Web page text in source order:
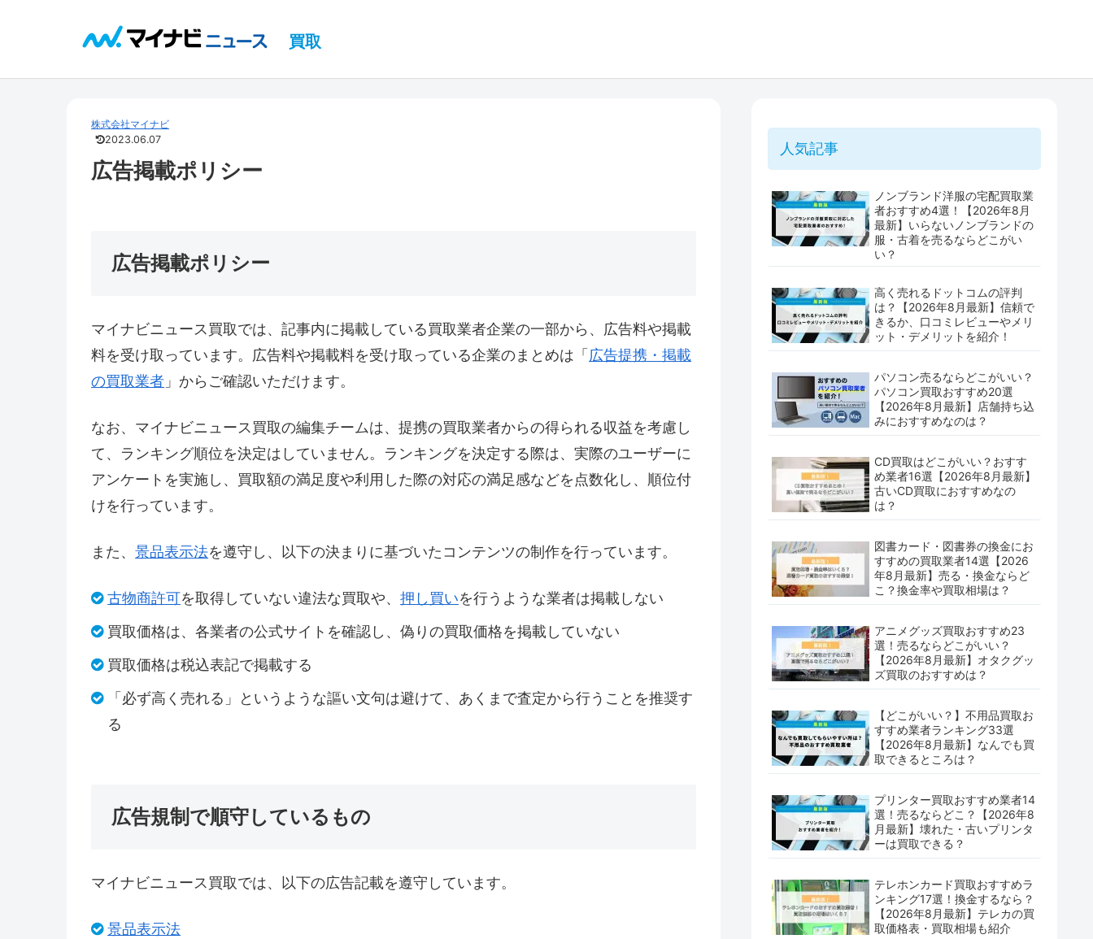
買取
株式会社マイナビ
2023.06.07
広告掲載ポリシー
広告掲載ポリシー
マイナビニュース買取では、記事内に掲載している買取業者企業の一部から、広告料や掲載
料を受け取っています。広告料や掲載料を受け取っている企業のまとめは「広告提携・掲載
の買取業者 」からご確認いただけます。
なお、マイナビニュース買取の編集チームは、提携の買取業者からの得られる収益を考慮し
て、ランキング順位を決定はしていません。ランキングを決定する際は、実際のユーザーに
アンケートを実施し、買取額の満足度や利用した際の対応の満足感などを点数化し、順位付
けを行っています。
また、景品表示法を遵守し、以下の決まりに基づいたコンテンツの制作を行っています。
古物商許可を取得していない違法な買取や、押し買いを行うような業者は掲載しない
買取価格は、各業者の公式サイトを確認し、偽りの買取価格を掲載していない
買取価格は税込表記で掲載する
「必ず高く売れる」というような謳い文句は避けて、あくまで査定から行うことを推奨す
る
広告規制で順守しているもの
マイナビニュース買取では、以下の広告記載を遵守しています。
景品表示法
人気記事
ノンブランド洋服の宅配買取業
者おすすめ4選！【2026年8月
最新】いらないノンブランドの
服・古着を売るならどこがい
い？
高く売れるドットコムの評判
は？【2026年8月最新】信頼で
きるか、口コミレビューやメリ
ット・デメリットを紹介！
パソコン売るならどこがいい？
パソコン買取おすすめ20選
【2026年8月最新】店舗持ち込
みにおすすめなのは？
CD買取はどこがいい？おすす
め業者16選【2026年8月最新】
古いCD買取におすすめなの
は？
図書カード・図書券の換金にお
すすめの買取業者14選【2026
年8月最新】売る・換金ならど
こ？換金率や買取相場は？
アニメグッズ買取おすすめ23
選！売るならどこがいい？
【2026年8月最新】オタクグッ
ズ買取のおすすめは？
【どこがいい？】不用品買取お
すすめ業者ランキング33選
【2026年8月最新】なんでも買
取できるところは？
プリンター買取おすすめ業者14
選！売るならどこ？【2026年8
月最新】壊れた・古いプリンタ
ーは買取できる？
テレホンカード買取おすすめラ
ンキング17選！換金するなら？
【2026年8月最新】テレカの買
取価格表・買取相場も紹介